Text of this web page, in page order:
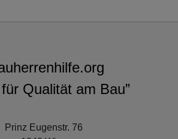
Qualität am Bau”
Prinz Eugenstr. 76